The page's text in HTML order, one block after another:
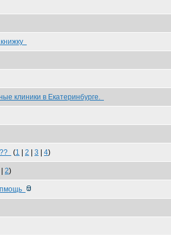
клиники в Екатеринбурге.
(1 2 3 4)
2)
пмощь